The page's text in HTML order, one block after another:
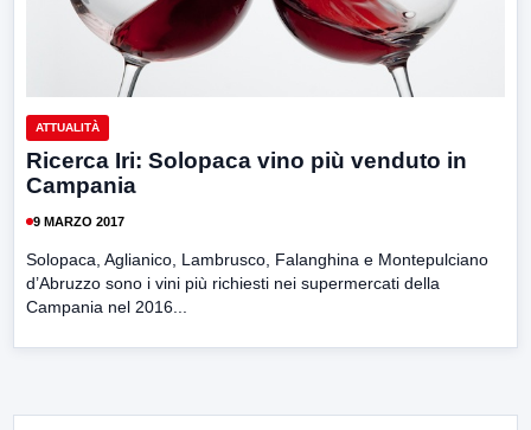
ATTUALITÀ
Ricerca Iri: Solopaca vino più venduto in
Campania
9 MARZO 2017
Solopaca, Aglianico, Lambrusco, Falanghina e Montepulciano
d’Abruzzo sono i vini più richiesti nei supermercati della
Campania nel 2016...